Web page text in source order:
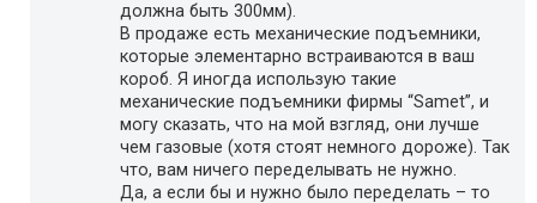
должна быть 300мм).
В продаже есть механические подъемники,
которые элементарно встраиваются в ваш
короб. Я иногда использую такие
механические подъемники фирмы “Samet”, и
могу сказать, что на мой взгляд, они лучше
чем газовые (хотя стоят немного дороже). Так
что, вам ничего переделывать не нужно.
Да, а если бы и нужно было переделать – то